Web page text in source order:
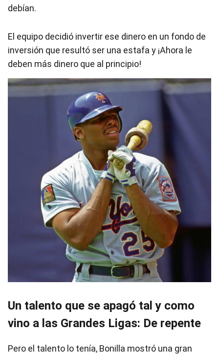
debían.
El equipo decidió invertir ese dinero en un fondo de
inversión que resultó ser una estafa y ¡Ahora le
deben más dinero que al principio!
Un talento que se apagó tal y como
vino a las Grandes Ligas: De repente
Pero el talento lo tenía, Bonilla mostró una gran